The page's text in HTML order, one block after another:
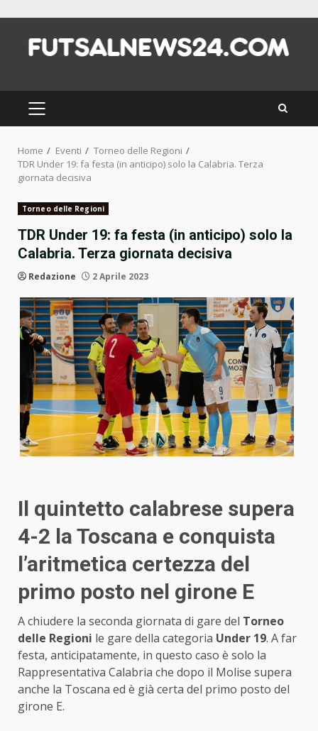
content
PRIMARY
MENU
Home Eventi
Torneo delle Regioni
TDR Under 19: fa festa (in anticipo) solo la Calabria. Terza
giornata decisiva
Torneo delle Regioni
TDR Under 19: fa festa (in anticipo) solo la
Calabria. Terza giornata decisiva
Redazione 2 Aprile 2023
Il quintetto calabrese supera
4-2 la Toscana e conquista
l’aritmetica certezza del
primo posto nel girone E
A chiudere la seconda giornata di gare del Torneo
delle Regioni le gare della categoria Under 19. A far
festa, anticipatamente, in questo caso è solo la
Rappresentativa Calabria che dopo il Molise supera
anche la Toscana ed è già certa del primo posto del
girone E.